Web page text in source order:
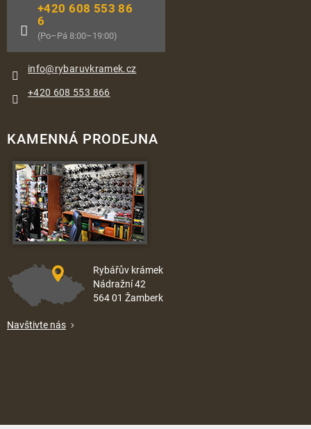
info@rybaruvkramek.cz
+420 608 553 86
6
(Po–Pá 8:00–19:00)
+420 608 553 866
KAMENNÁ PRODEJNA
Rybářův krámek
Nádražní 42
564 01 Žamberk
Navštivte nás